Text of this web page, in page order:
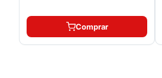
Comprar